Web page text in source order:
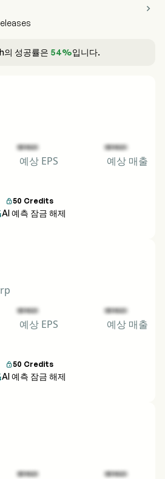

의 성공률은 54%입니다.
예상 EPS 예상 매출
50 Credits
AI 예측 잠금 해제
예상 EPS 예상 매출
50 Credits
AI 예측 잠금 해제